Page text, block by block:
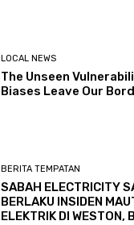
LOCAL NEWS
The Unseen
Biases Leave Our
BERITA TEMPATAN
SABAH ELECTRICITY
BERLAKU INSIDEN
ELEKTRIK DI WESTON,